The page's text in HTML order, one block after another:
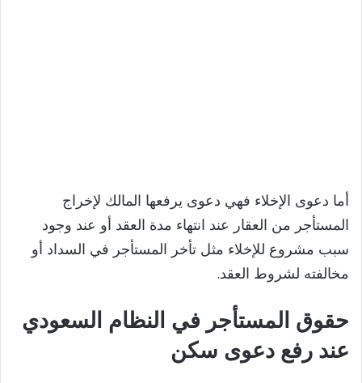
أما دعوى الإخلاء فهي دعوى يرفعها المالك لإخراج
المستأجر من العقار عند انتهاء مدة العقد أو عند وجود
سبب مشروع للإخلاء مثل تأخر المستأجر في السداد أو
مخالفته لشروط العقد.
حقوق المستأجر في النظام السعودي
عند رفع دعوى سكن